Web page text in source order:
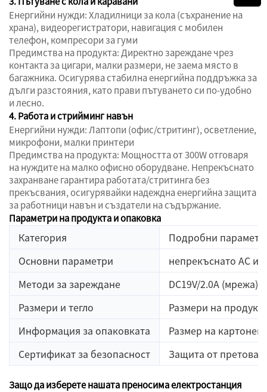
Енергийни нужди: Хладилници за кола (съхранение на
храна), видеорегистратори, навигация с мобилен
телефон, компресори за гуми
Предимства на продукта: Директно зареждане чрез
контакта за цигари, малки размери, не заема място в
багажника. Осигурява стабилна енергийна поддръжка за
дълги разстояния, като прави пътуването си по-удобно
и лесно.
4. Работа и стрийминг навън
Енергийни нужди: Лаптопи (офис/стритинг), осветление,
микрофони, малки принтери
Предимства на продукта: Мощността от 300W отговаря
на нуждите на малко офисно оборудване. Непрекъснато
захранване гарантира работата/стритинга без
прекъсвания, осигурявайки надеждна енергийна защита
за работници навън и създатели на съдържание.
Параметри на продукта и опаковка
Категория
Подробни
Основни параметри
непрекъснато AC
Методи за зареждане
DC19V/2.0A (мрежа),
Размери и тегло
Размери на
Информация за опаковката
Размер на
Сертификат за безопасност
Защита от
Защо да изберете нашата преносима електростанция